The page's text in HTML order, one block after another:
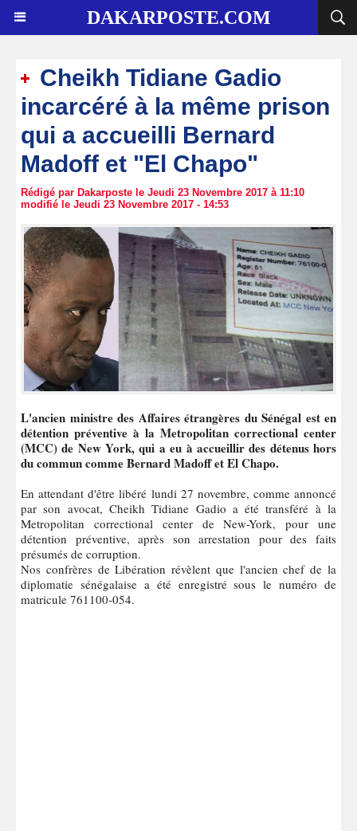
DAKARPOSTE.COM
Cheikh Tidiane Gadio
incarcéré à la même prison
qui a accueilli Bernard
Madoff et "El Chapo"
Rédigé par Dakarposte le Jeudi 23 Novembre 2017 à 11:10
modifié le Jeudi 23 Novembre 2017 - 14:53
L'ancien ministre des Affaires étrangères du Sénégal est en
détention préventive à la Metropolitan correctional center
(MCC) de New York, qui a eu à accueillir des détenus hors
du commun comme Bernard Madoff et El Chapo.
En attendant d'être libéré lundi 27 novembre, comme annoncé
par son avocat, Cheikh Tidiane Gadio a été transféré à la
Metropolitan correctional center de New-York, pour une
détention préventive, après son arrestation pour des faits
présumés de corruption.
Nos confrères de Libération révèlent que l'ancien chef de la
diplomatie sénégalaise a été enregistré sous le numéro de
matricule 761100-054.